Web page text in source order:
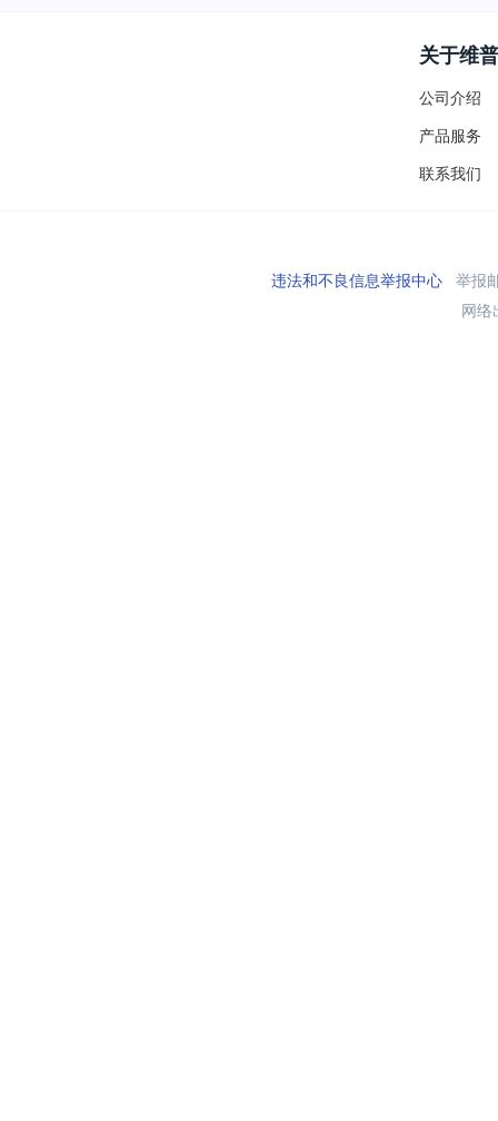
关于维普
公司介绍
产品服务
联系我们
违法和不良信息举报中心举报
网